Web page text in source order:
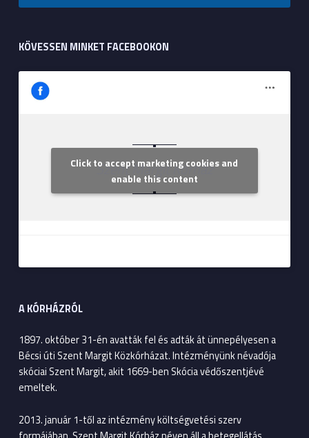
KÖVESSEN MINKET FACEBOOKON
Szent Margit Kórház
Click to accept marketing cookies and
enable this content
A KÓRHÁZRÓL
1897. október 31-én avatták fel és adták át ünnepélyesen a
Bécsi úti Szent Margit Közkórházat. Intézményünk névadója
skóciai Szent Margit, akit 1669-ben Skócia védőszentjévé
emeltek.
2013. január 1-től az intézmény költségvetési szerv